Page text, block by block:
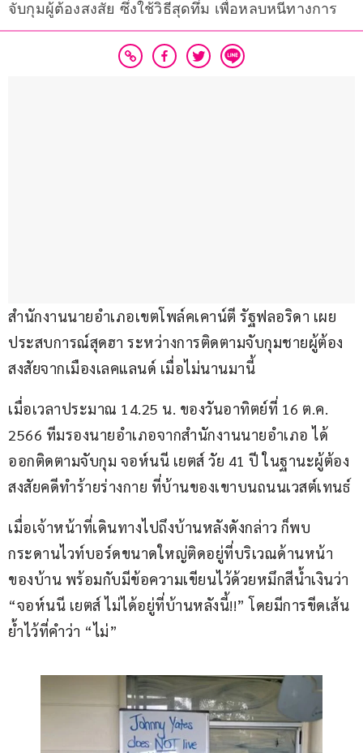
จับกุมผู้ต้องสงสัย ซึ่งใช้วิธีสุดทึ่ม เพื่อหลบหนีทางการ
สำนักงานนายอำเภอเขตโพล์คเคาน์ตี รัฐฟลอริดา เผย
ประสบการณ์สุดฮา ระหว่างการติดตามจับกุมชายผู้ต้อง
สงสัยจากเมืองเลคแลนด์ เมื่อไม่นานมานี้
เมื่อเวลาประมาณ 14.25 น. ของวันอาทิตย์ที่ 16 ต.ค.
2566 ทีมรองนายอำเภอจากสำนักงานนายอำเภอ ได้
ออกติดตามจับกุม จอห์นนี เยตส์ วัย 41 ปี ในฐานะผู้ต้อง
สงสัยคดีทำร้ายร่างกาย ที่บ้านของเขาบนถนนเวสต์เทนธ์
เมื่อเจ้าหน้าที่เดินทางไปถึงบ้านหลังดังกล่าว ก็พบ
กระดานไวท์บอร์ดขนาดใหญ่ติดอยู่ที่บริเวณด้านหน้า
ของบ้าน พร้อมกับมีข้อความเขียนไว้ด้วยหมึกสีน้ำเงินว่า
“จอห์นนี เยตส์ ไม่ได้อยู่ที่บ้านหลังนี้!!” โดยมีการขีดเส้น
ย้ำไว้ที่คำว่า “ไม่”